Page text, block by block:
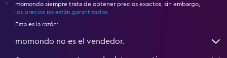
*
momondo siempre trata de obtener precios exactos, sin embargo,
los precios no están garantizados
Esta es la razón:
momondo no es el vendedor.